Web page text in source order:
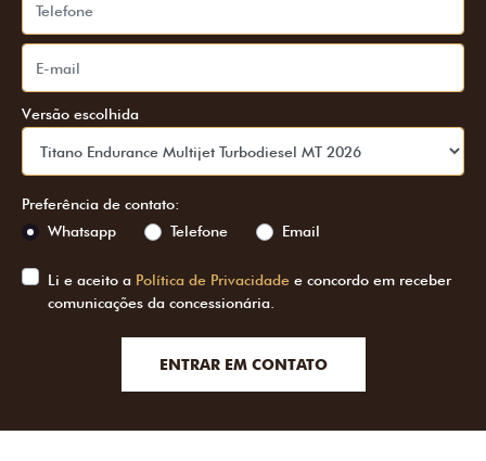
Versão escolhida
Preferência de contato:
Whatsapp
Telefone Email
Li e aceito a Política de Privacidade e concordo em receber
comunicações da concessionária.
ENTRAR EM CONTATO